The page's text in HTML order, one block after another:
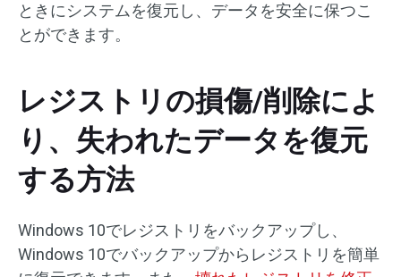
ときにシステムを復元し、データを安全に保つこ
とができます。
レジストリの損傷/削除によ
り、失われたデータを復元
する方法
Windows 10でレジストリをバックアップし、
Windows 10でバックアップからレジストリを簡単